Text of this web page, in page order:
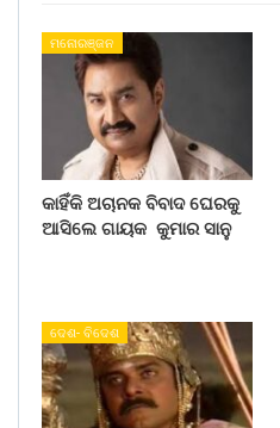
ମନୋରଞ୍ଜନ
କାହିଁକି ଅଚାନକ ବିବାଦ ଘେରକୁ
ଆସିଲେ ଗାୟକ କୁମାର ସାନୁ
ଦେଶ- ବିଦେଶ